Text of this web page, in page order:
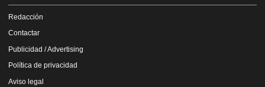
Redacción
Contactar
Publicidad / Advertising
Política de privacidad
Aviso legal